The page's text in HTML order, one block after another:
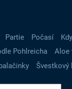
Partie Počasí
Pohlreicha Aloe
Švestkový